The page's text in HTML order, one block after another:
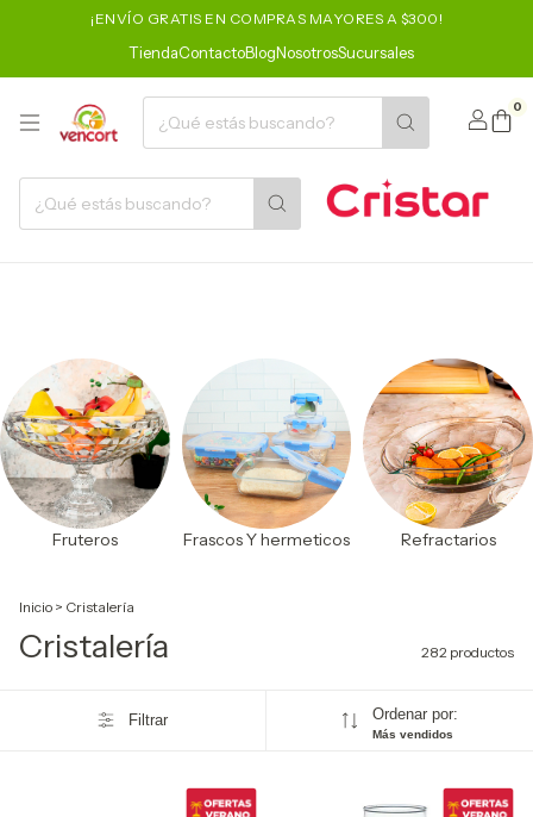
¡ENVÍO GRATIS EN COMPRAS MAYORES A $300!
TiendaContactoBlogNosotrosSucursales
0
Fruteros Frascos Y hermeticos Refractarios
Inicio > Cristalería
Cristalería 282 productos
Filtrar Ordenar por:
Más vendidos